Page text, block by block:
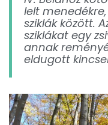
lelt
sziklák között.
sziklákat egy
annak
eldugott